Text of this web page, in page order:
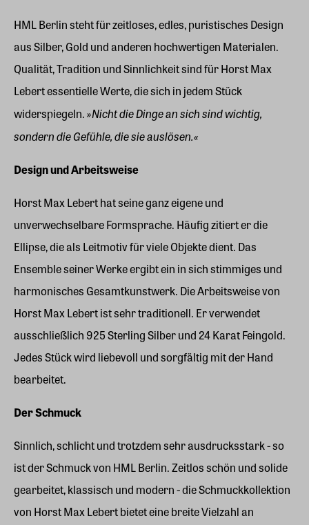
HML Berlin steht für zeitloses, edles, puristisches Design
aus Silber, Gold und anderen hochwertigen Materialen.
Qualität, Tradition und Sinnlichkeit sind für Horst Max
Lebert essentielle Werte, die sich in jedem Stück
widerspiegeln.»Nicht die Dinge an sich sind wichtig,
sondern die Gefühle, die sie auslösen.«
Design und Arbeitsweise
Horst Max Lebert hat seine ganz eigene und
unverwechselbare Formsprache. Häufig zitiert er die
Ellipse, die als Leitmotiv für viele Objekte dient. Das
Ensemble seiner Werke ergibt ein in sich stimmiges und
harmonisches Gesamtkunstwerk. Die Arbeitsweise von
Horst Max Lebert ist sehr traditionell. Er verwendet
ausschließlich 925 Sterling Silber und 24 Karat Feingold.
Jedes Stück wird liebevoll und sorgfältig mit der Hand
bearbeitet.
Der Schmuck
Sinnlich, schlicht und trotzdem sehr ausdrucksstark - so
ist der Schmuck von HML Berlin. Zeitlos schön und solide
gearbeitet, klassisch und modern - die Schmuckkollektion
von Horst Max Lebert bietet eine breite Vielzahl an